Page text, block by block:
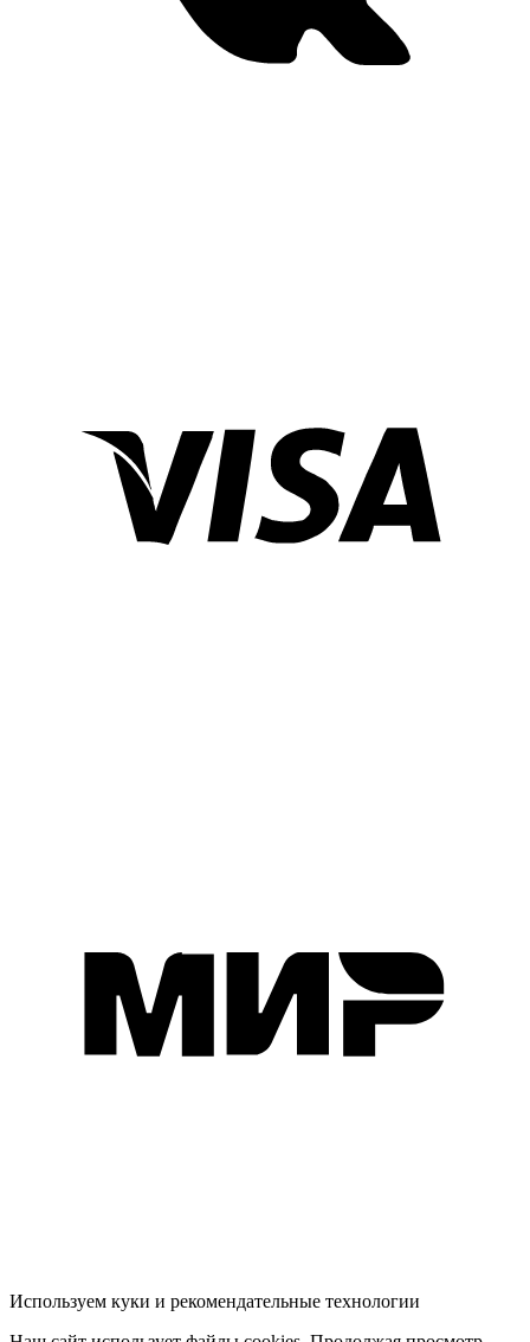
Используем куки и рекомендательные технологии